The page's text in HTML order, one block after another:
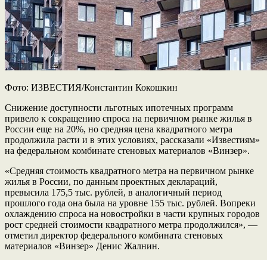
Фото: ИЗВЕСТИЯ/Константин Кокошкин
Снижение доступности льготных ипотечных программ
привело к сокращению спроса на первичном рынке жилья в
России еще на 20%, но средняя цена квадратного метра
продолжила расти и в этих условиях, рассказали «Известиям»
на федеральном комбинате стеновых материалов «Винзер».
«Средняя стоимость квадратного метра на первичном рынке
жилья в России, по данным проектных деклараций,
превысила 175,5 тыс. рублей, в аналогичный период
прошлого года она была на уровне 155 тыс. рублей. Вопреки
охлаждению спроса на новостройки в части крупных городов
рост средней стоимости квадратного метра продолжился», —
отметил директор федерального комбината стеновых
материалов «Винзер» Денис Жалнин.